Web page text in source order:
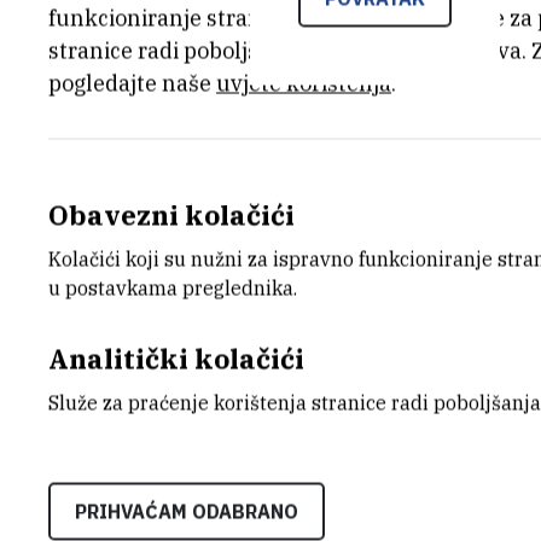
Multidisciplinaran tim predvođen
istraživao je jedan specifičan
ograničenu industrijsku primjenjivost.
biokatalitički potencijal, odnosno da
funkcioniranje stranice, dok se drugi koriste
stranice radi poboljšanja korisničkog iskustva.
pogledajte naše uvjete korištenja.
Obavezni kolačići
Kolačići koji su nužni za ispravno funkcioniranje
u postavkama preglednika.
Analitički kolačići
Služe za praćenje korištenja stranice radi
PRIHVAĆAM ODABRANO